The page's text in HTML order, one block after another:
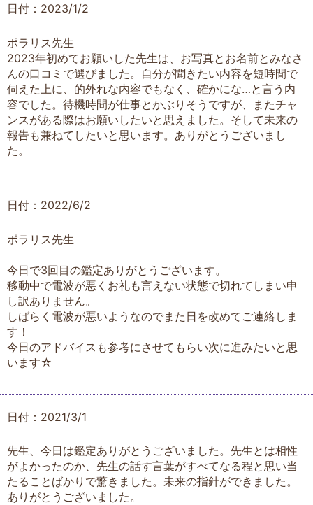
日付：2023/1/2
ポラリス先生
2023年初めてお願いした先生は、お写真とお名前とみなさ
んの口コミで選びました。自分が聞きたい内容を短時間で
伺えた上に、的外れな内容でもなく、確かにな…と言う内
容でした。待機時間が仕事とかぶりそうですが、またチャ
ンスがある際はお願いしたいと思えました。そして未来の
報告も兼ねてしたいと思います。ありがとうございまし
た。
日付：2022/6/2
ポラリス先生
今日で3回目の鑑定ありがとうございます。
移動中で電波が悪くお礼も言えない状態で切れてしまい申
し訳ありません。
しばらく電波が悪いようなのでまた日を改めてご連絡しま
す！
今日のアドバイスも参考にさせてもらい次に進みたいと思
います☆
日付：2021/3/1
先生、今日は鑑定ありがとうございました。先生とは相性
がよかったのか、先生の話す言葉がすべてなる程と思い当
たることばかりで驚きました。未来の指針ができました。
ありがとうございました。